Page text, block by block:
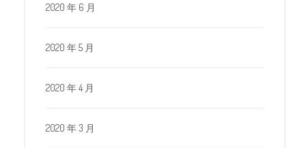
2020 年 6 月
2020 年 5 月
2020 年 4 月
2020 年 3 月